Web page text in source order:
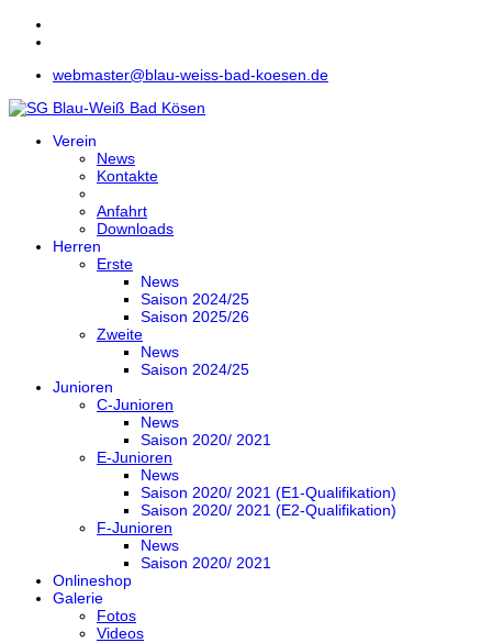
webmaster@blau-weiss-bad-koesen.de
Verein
News
Kontakte
Anfahrt
Downloads
Herren
Erste
News
Saison 2024/25
Saison 2025/26
Zweite
News
Saison 2024/25
Junioren
C-Junioren
News
Saison 2020/ 2021
E-Junioren
News
Saison 2020/ 2021 (E1-Qualifikation)
Saison 2020/ 2021 (E2-Qualifikation)
F-Junioren
News
Saison 2020/ 2021
Onlineshop
Galerie
Fotos
Videos